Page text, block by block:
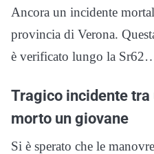
Ancora un incidente
provincia di Verona.
è verificato lungo la
Tragico incidente tra
morto un giovane
Si è sperato che le